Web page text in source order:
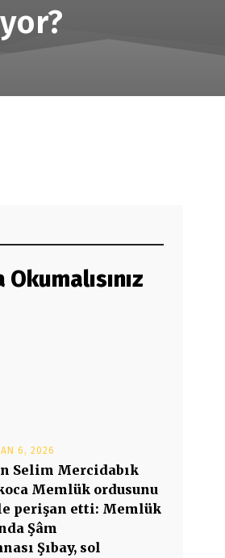
6, 2026
Selim Mercidabık
Memlük ordusunu
perişan etti: Memlük
Şâm
Şıbay, sol